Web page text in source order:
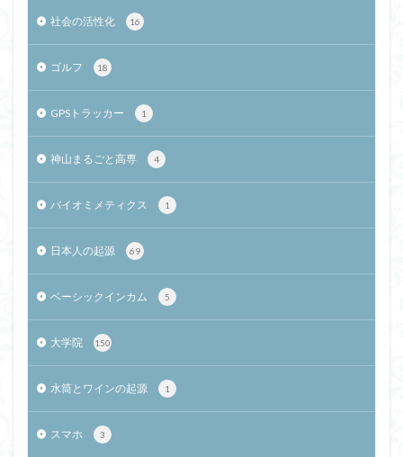
社会の活性化 16
ゴルフ 18
GPSトラッカー 1
神山まるごと高専 4
バイオミメティクス 1
日本人の起源 69
ベーシックインカム 5
大学院 150
水筒とワインの起源 1
スマホ 3